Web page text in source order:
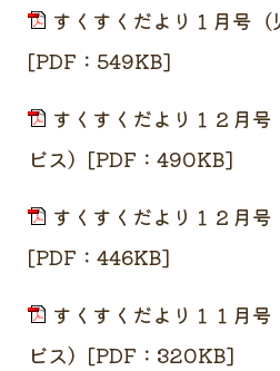
すくすくだより１月号（
[PDF：549KB]
すくすくだより１２月
ビス）[PDF：490KB]
すくすくだより１２月号
[PDF：446KB]
すくすくだより１１月
ビス）[PDF：320KB]